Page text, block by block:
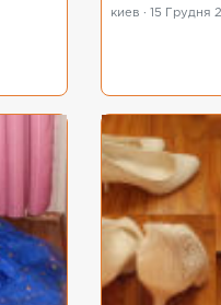
киев · 15 Грудня